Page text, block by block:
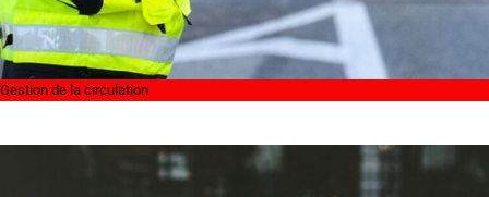
Gestion de la circulation